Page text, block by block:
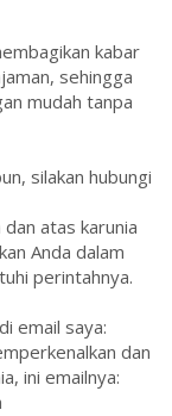
kabar
sehingga
mudah tanpa
silakan hubungi
atas karunia
Anda dalam
perintahnya.
email saya:
dan
ini emailnya: